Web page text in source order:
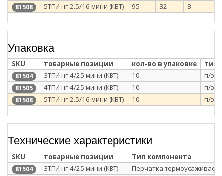
81508 5ТПИ нг-2.5/16 мини (КВТ) 95 32 8
Упаковка
SKU товарные позиции кол-во в упаковке тип
81504 3ТПИ нг-4/25 мини (КВТ) 10 п/э
81505 4ТПИ нг-4/25 мини (КВТ) 10 п/э
81508 5ТПИ нг-2.5/16 мини (КВТ) 10 п/э
Технические характеристики
SKU товарные позиции Тип компонента
81504 3ТПИ нг-4/25 мини (КВТ) Перчатка